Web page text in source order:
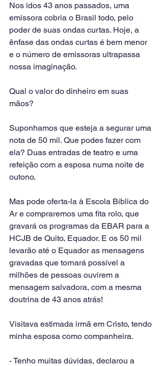
Nos idos 43 anos passados, uma
emissora cobria o Brasil todo, pelo
poder de suas ondas curtas. Hoje, a
ênfase das ondas curtas é bem menor
e o número de emissoras ultrapassa
nossa imaginação.
Qual o valor do dinheiro em suas
mãos?
Suponhamos que esteja a segurar uma
nota de 50 mil. Que podes fazer com
ela? Duas entradas de teatro e uma
refeição com a esposa numa noite de
outono.
Mas pode oferta-la à Escola Bíblica do
Ar e compraremos uma fita rolo, que
gravará os programas da EBAR para a
HCJB de Quito, Equador. E os 50 mil
levarão até o Equador as mensagens
gravadas que tornará possível a
milhões de pessoas ouvirem a
mensagem salvadora, com a mesma
doutrina de 43 anos atrás!
Visitava estimada irmã em Cristo, tendo
minha esposa como companheira.
- Tenho muitas dúvidas, declarou a